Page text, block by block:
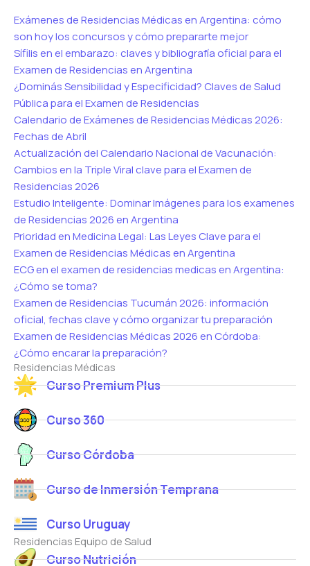
Exámenes de Residencias Médicas en Argentina: cómo
son hoy los concursos y cómo prepararte mejor
Sífilis en el embarazo: claves y bibliografía oficial para el
Examen de Residencias en Argentina
¿Dominás Sensibilidad y Especificidad? Claves de Salud
Pública para el Examen de Residencias
Calendario de Exámenes de Residencias Médicas 2026:
Fechas de Abril
Actualización del Calendario Nacional de Vacunación:
Cambios en la Triple Viral clave para el Examen de
Residencias 2026
Estudio Inteligente: Dominar Imágenes para los examenes
de Residencias 2026 en Argentina
Prioridad en Medicina Legal: Las Leyes Clave para el
Examen de Residencias Médicas en Argentina
ECG en el examen de residencias medicas en Argentina:
¿Cómo se toma?
Examen de Residencias Tucumán 2026: información
oficial, fechas clave y cómo organizar tu preparación
Examen de Residencias Médicas 2026 en Córdoba:
¿Cómo encarar la preparación?
Residencias Médicas
Curso Premium Plus
Curso 360
Curso Córdoba
Curso de Inmersión Temprana
Curso Uruguay
Residencias Equipo de Salud
Curso Nutrición